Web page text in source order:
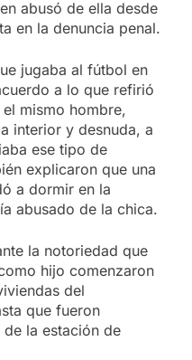
abusó de ella desde
en la denuncia penal.
jugaba al fútbol en
a lo que refirió
mismo hombre,
interior y desnuda, a
ese tipo de
explicaron que una
a dormir en la
abusado de la chica.
la notoriedad que
hijo comenzaron
del
que fueron
la estación de